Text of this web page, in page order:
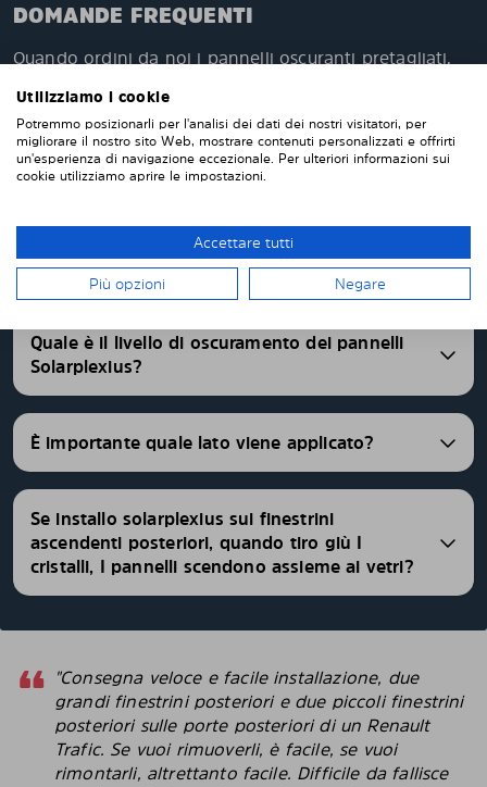
DOMANDE FREQUENTI
Quando ordini da noi i pannelli oscuranti pretagliati,
misura per i vetri della tua auto. Non devi tagliare o
rifinire nulla da solo. I nostri pannelli parasole
vengono consegnati pretagliati con una vestibilità
perfetta. Abbiamo pannelli oscurati pretagliati per
FAQ
Quale è il livello di oscuramento dei pannelli
Solarplexius?
È importante quale lato viene applicato?
Se installo solarplexius sui finestrini
ascendenti posteriori, quando tiro giù I
cristalli, I pannelli scendono assieme ai vetri?
"Consegna veloce e facile installazione, due
grandi finestrini posteriori e due piccoli finestrini
posteriori sulle porte posteriori di un Renault
Trafic. Se vuoi rimuoverli, è facile, se vuoi
rimontarli, altrettanto facile. Difficile da fallisce
Utilizziamo i cookie
Potremmo posizionarli per l'analisi dei dati dei nostri visitatori, per
migliorare il nostro sito Web, mostrare contenuti personalizzati e offrirti
un'esperienza di navigazione eccezionale. Per ulteriori informazioni sui
cookie utilizziamo aprire le impostazioni.
Accettare tutti
Più opzioni Negare